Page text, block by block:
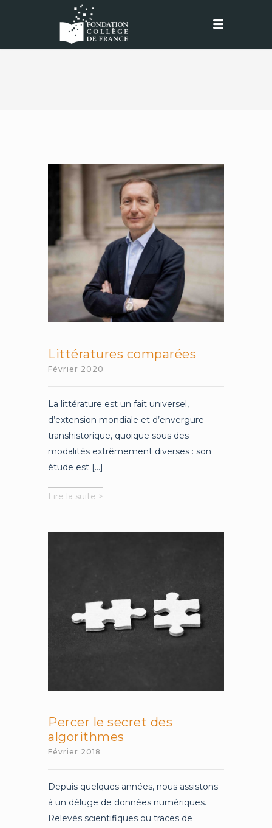
Littératures comparées
Février 2020
La littérature est un fait universel,
d’extension mondiale et d’envergure
transhistorique, quoique sous des
modalités extrêmement diverses : son
étude est [...]
Lire la suite >
Percer le secret des
algorithmes
Février 2018
Depuis quelques années, nous assistons
à un déluge de données numériques.
Relevés scientifiques ou traces de